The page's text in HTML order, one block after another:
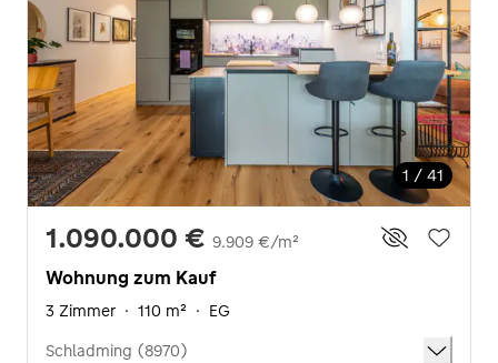
1 / 41
1.090.000 € 9.909 €/m²
Wohnung zum Kauf
3 Zimmer · 110 m² · EG
Schladming (8970)